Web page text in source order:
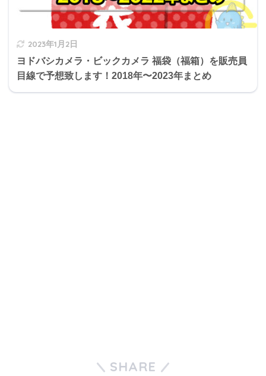
2023年1月2日
ヨドバシカメラ・ビックカメラ 福袋（福箱）を販売員
目線で予想致します！2018年〜2023年まとめ
SHARE